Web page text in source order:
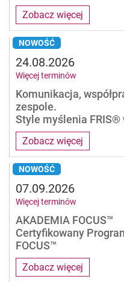
Zobacz więcej
NOWOŚĆ
Zobacz więcej
Komunikacja,
zespole.
Style myślenia FRIS®
24.08.2026
Więcej terminów
NOWOŚĆ
Zobacz więcej
AKADEMIA FOCUS™
Certyfikowany
FOCUS™
07.09.2026
Więcej terminów